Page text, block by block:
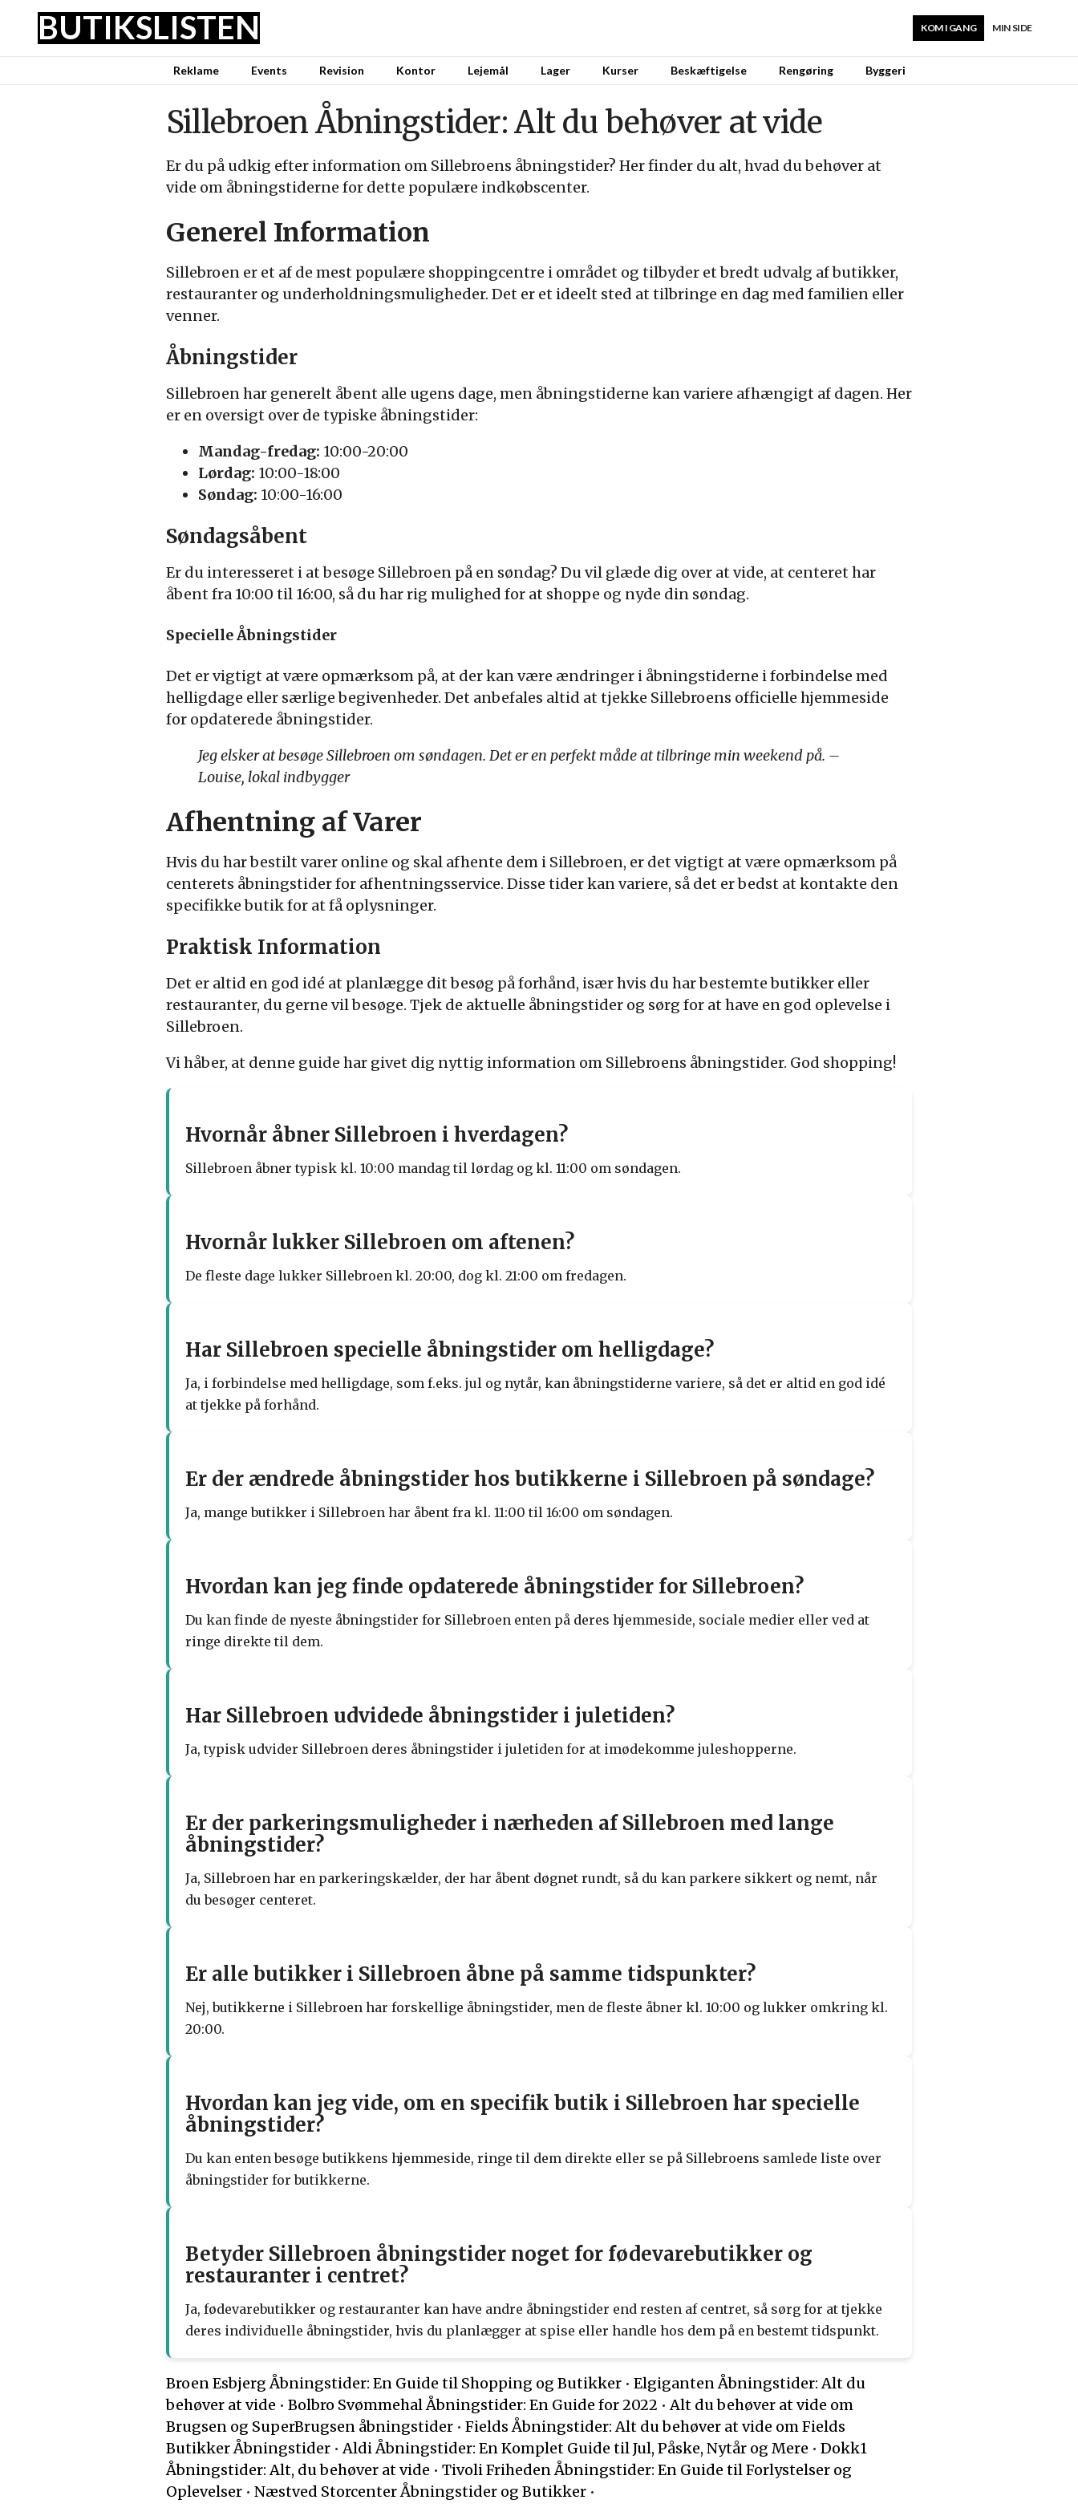
BUTIKSLISTEN MIN SIDE
KOM I GANG
Reklame Events Revision Kontor Lejemål Lager Kurser Beskæftigelse Rengøring Byggeri
Sillebroen Åbningstider: Alt du behøver at vide
Er du på udkig efter information om Sillebroens åbningstider? Her finder du alt, hvad du behøver at
vide om åbningstiderne for dette populære indkøbscenter.
Generel Information
Sillebroen er et af de mest populære shoppingcentre i området og tilbyder et bredt udvalg af butikker,
restauranter og underholdningsmuligheder. Det er et ideelt sted at tilbringe en dag med familien eller
venner.
Åbningstider
Sillebroen har generelt åbent alle ugens dage, men åbningstiderne kan variere afhængigt af dagen. Her
er en oversigt over de typiske åbningstider:
Mandag-fredag: 10:00-20:00
Lørdag: 10:00-18:00
Søndag: 10:00-16:00
Søndagsåbent
Er du interesseret i at besøge Sillebroen på en søndag? Du vil glæde dig over at vide, at centeret har
åbent fra 10:00 til 16:00, så du har rig mulighed for at shoppe og nyde din søndag.
Specielle Åbningstider
Det er vigtigt at være opmærksom på, at der kan være ændringer i åbningstiderne i forbindelse med
helligdage eller særlige begivenheder. Det anbefales altid at tjekke Sillebroens officielle hjemmeside
for opdaterede åbningstider.
Jeg elsker at besøge Sillebroen om søndagen. Det er en perfekt måde at tilbringe min weekend på. –
Louise, lokal indbygger
Afhentning af Varer
Hvis du har bestilt varer online og skal afhente dem i Sillebroen, er det vigtigt at være opmærksom på
centerets åbningstider for afhentningsservice. Disse tider kan variere, så det er bedst at kontakte den
specifikke butik for at få oplysninger.
Praktisk Information
Det er altid en god idé at planlægge dit besøg på forhånd, især hvis du har bestemte butikker eller
restauranter, du gerne vil besøge. Tjek de aktuelle åbningstider og sørg for at have en god oplevelse i
Sillebroen.
Vi håber, at denne guide har givet dig nyttig information om Sillebroens åbningstider. God shopping!
Hvornår åbner Sillebroen i hverdagen?
Sillebroen åbner typisk kl. 10:00 mandag til lørdag og kl. 11:00 om søndagen.
Hvornår lukker Sillebroen om aftenen?
De fleste dage lukker Sillebroen kl. 20:00, dog kl. 21:00 om fredagen.
Har Sillebroen specielle åbningstider om helligdage?
Ja, i forbindelse med helligdage, som f.eks. jul og nytår, kan åbningstiderne variere, så det er altid en god idé
at tjekke på forhånd.
Er der ændrede åbningstider hos butikkerne i Sillebroen på søndage?
Ja, mange butikker i Sillebroen har åbent fra kl. 11:00 til 16:00 om søndagen.
Hvordan kan jeg finde opdaterede åbningstider for Sillebroen?
Du kan finde de nyeste åbningstider for Sillebroen enten på deres hjemmeside, sociale medier eller ved at
ringe direkte til dem.
Har Sillebroen udvidede åbningstider i juletiden?
Ja, typisk udvider Sillebroen deres åbningstider i juletiden for at imødekomme juleshopperne.
Er der parkeringsmuligheder i nærheden af Sillebroen med lange
åbningstider?
Ja, Sillebroen har en parkeringskælder, der har åbent døgnet rundt, så du kan parkere sikkert og nemt, når
du besøger centeret.
Er alle butikker i Sillebroen åbne på samme tidspunkter?
Nej, butikkerne i Sillebroen har forskellige åbningstider, men de fleste åbner kl. 10:00 og lukker omkring kl.
20:00.
Hvordan kan jeg vide, om en specifik butik i Sillebroen har specielle
åbningstider?
Du kan enten besøge butikkens hjemmeside, ringe til dem direkte eller se på Sillebroens samlede liste over
åbningstider for butikkerne.
Betyder Sillebroen åbningstider noget for fødevarebutikker og
restauranter i centret?
Ja, fødevarebutikker og restauranter kan have andre åbningstider end resten af centret, så sørg for at tjekke
deres individuelle åbningstider, hvis du planlægger at spise eller handle hos dem på en bestemt tidspunkt.
Broen Esbjerg Åbningstider: En Guide til Shopping og Butikker • Elgiganten Åbningstider: Alt du
behøver at vide • Bolbro Svømmehal Åbningstider: En Guide for 2022 •Alt du behøver at vide om
Brugsen og SuperBrugsen åbningstider • Fields Åbningstider: Alt du behøver at vide om Fields
Butikker Åbningstider •Aldi Åbningstider: En Komplet Guide til Jul, Påske, Nytår og Mere • Dokk1
Åbningstider: Alt, du behøver at vide • Tivoli Friheden Åbningstider: En Guide til Forlystelser og
Oplevelser • Næstved Storcenter Åbningstider og Butikker •